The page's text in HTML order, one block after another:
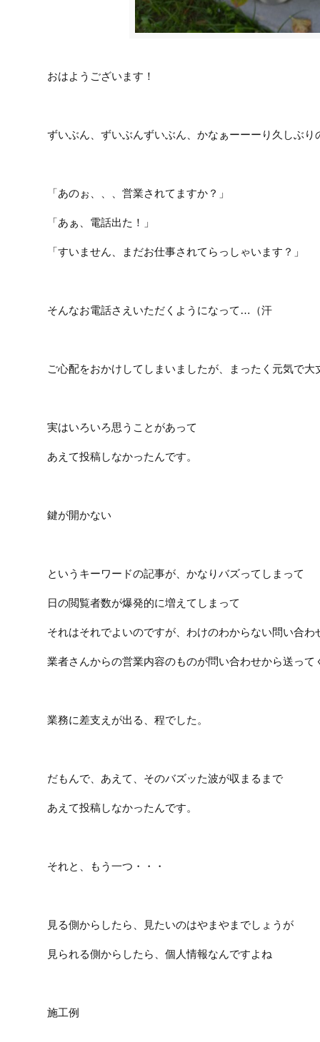
おはようございます！
ずいぶん、ずいぶんずいぶん、かなぁーーーり久しぶり
「あのぉ、、、営業されてますか？」
「あぁ、電話出た！」
「すいません、まだお仕事されてらっしゃいます？」
そんなお電話さえいただくようになって…（汗
ご心配をおかけしてしまいましたが、まったく元気で大
実はいろいろ思うことがあって
あえて投稿しなかったんです。
鍵が開かない
というキーワードの記事が、かなりバズってしまって
日の閲覧者数が爆発的に増えてしまって
それはそれでよいのですが、わけのわからない問い合わ
業者さんからの営業内容のものが問い合わせから送って
業務に差支えが出る、程でした。
だもんで、あえて、そのバズッた波が収まるまで
あえて投稿しなかったんです。
それと、もう一つ・・・
見る側からしたら、見たいのはやまやまでしょうが
見られる側からしたら、個人情報なんですよね
施工例